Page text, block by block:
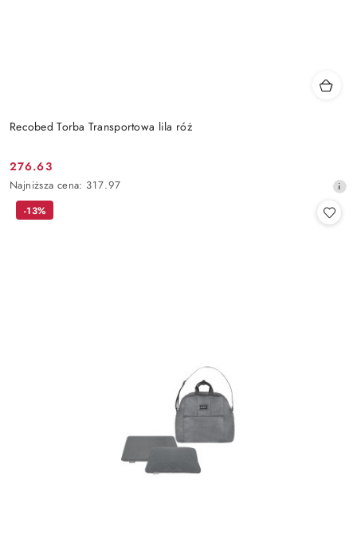
Recobed Torba Transportowa lila róż
Cena
promocyjna:
276.63
Najniższa
cena
Najniższa cena: 317.97
-13%